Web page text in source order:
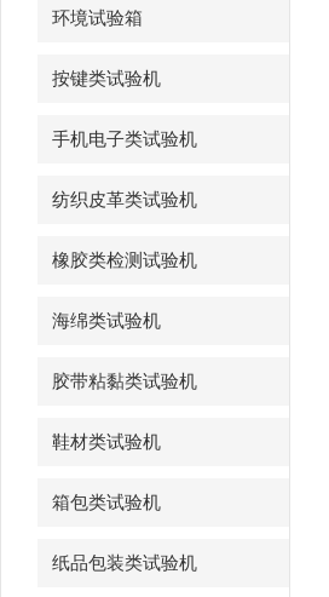
环境试验箱
按键类试验机
手机电子类试验机
纺织皮革类试验机
橡胶类检测试验机
海绵类试验机
胶带粘黏类试验机
鞋材类试验机
箱包类试验机
纸品包装类试验机